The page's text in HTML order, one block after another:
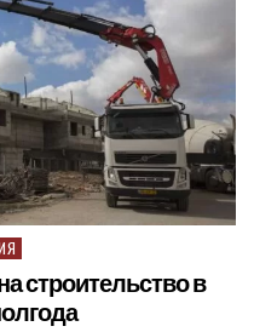
строительство в